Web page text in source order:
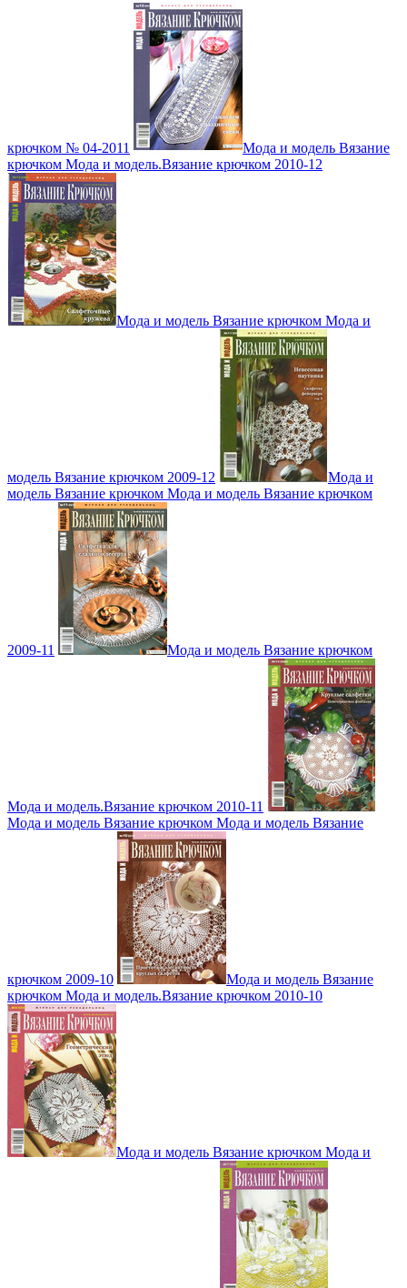
крючком № 04-2011
Мода и модель Вязание
крючком Мода и модель.Вязание крючком 2010-12
Мода и модель Вязание крючком Мода и
модель Вязание крючком 2009-12
Мода и
модель Вязание крючком Мода и модель Вязание крючком
2009-11 Мода и модель Вязание крючком
Мода и модель.Вязание крючком 2010-11
Мода и модель Вязание крючком Мода и модель Вязание
крючком 2009-10
Мода и модель Вязание
крючком Мода и модель.Вязание крючком 2010-10
Мода и модель Вязание крючком Мода и